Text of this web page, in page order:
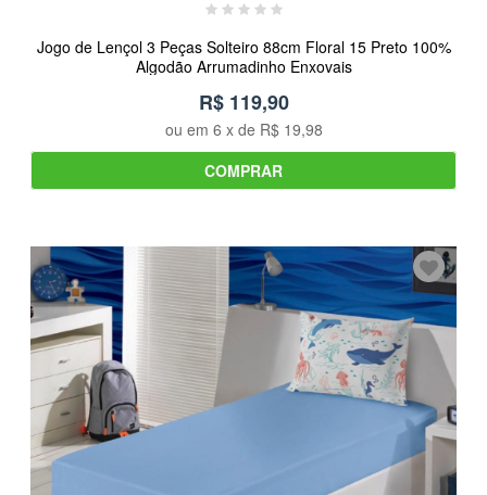
Jogo de Lençol 3 Peças Solteiro 88cm Floral 15 Preto 100%
Algodão Arrumadinho Enxovais
R$ 119,90
ou em 6 x de R$ 19,98
COMPRAR